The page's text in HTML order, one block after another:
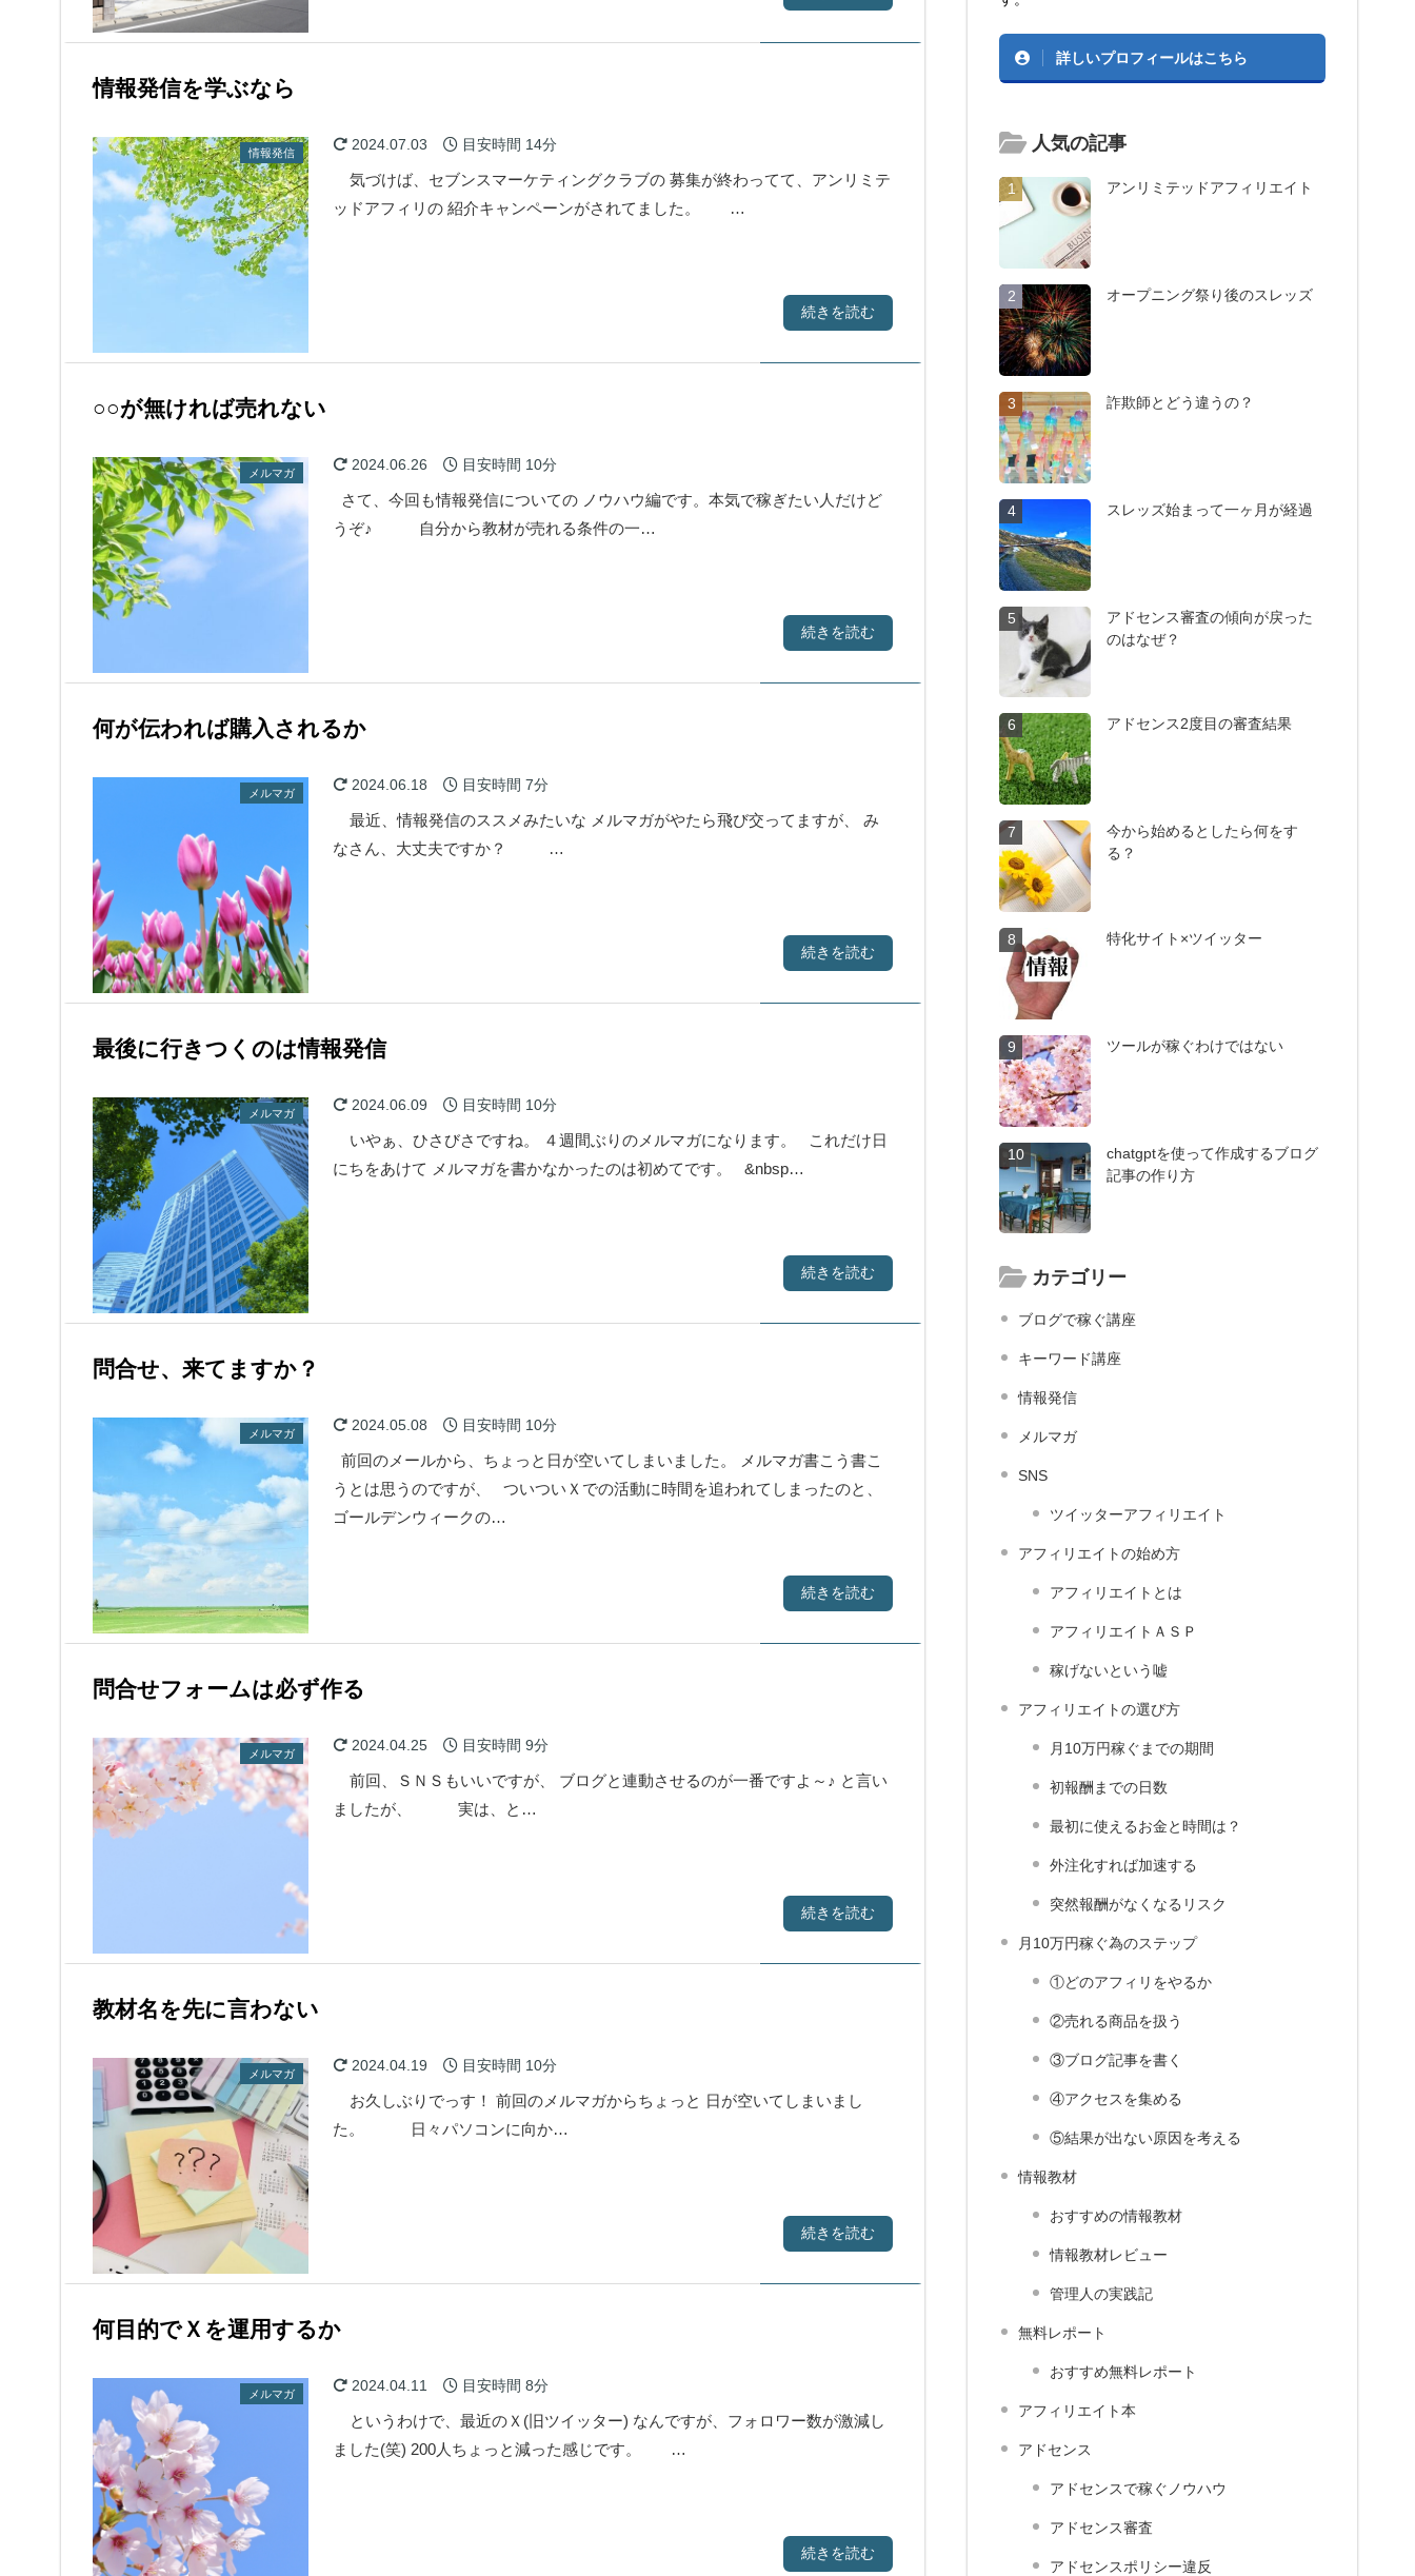
情報発信を学ぶなら
情報発信 2024.07.03 目安時間 14分
気づけば、セブンスマーケティングクラブの 募集が終わってて、アンリミテ
ッドアフィリの 紹介キャンペーンがされてました。 …
続きを読む
○○が無ければ売れない
メルマガ 2024.06.26 目安時間 10分
さて、今回も情報発信についての ノウハウ編です。本気で稼ぎたい人だけど
うぞ♪ 自分から教材が売れる条件の一…
続きを読む
何が伝われば購入されるか
メルマガ 2024.06.18 目安時間 7分
最近、情報発信のススメみたいな メルマガがやたら飛び交ってますが、 み
なさん、大丈夫ですか？ …
続きを読む
最後に行きつくのは情報発信
メルマガ 2024.06.09 目安時間 10分
いやぁ、ひさびさですね。 ４週間ぶりのメルマガになります。 これだけ日
にちをあけて メルマガを書かなかったのは初めてです。 &nbsp…
続きを読む
問合せ、来てますか？
メルマガ 2024.05.08 目安時間 10分
前回のメールから、ちょっと日が空いてしまいました。 メルマガ書こう書こ
うとは思うのですが、 ついついＸでの活動に時間を追われてしまったのと、
ゴールデンウィークの…
続きを読む
問合せフォームは必ず作る
メルマガ 2024.04.25 目安時間 9分
前回、ＳＮＳもいいですが、 ブログと連動させるのが一番ですよ～♪ と言い
ましたが、 実は、と…
続きを読む
教材名を先に言わない
メルマガ 2024.04.19 目安時間 10分
お久しぶりでっす！ 前回のメルマガからちょっと 日が空いてしまいまし
た。 日々パソコンに向か…
続きを読む
何目的でＸを運用するか
メルマガ 2024.04.11 目安時間 8分
というわけで、最近のＸ(旧ツイッター) なんですが、フォロワー数が激減し
ました(笑) 200人ちょっと減った感じです。 …
続きを読む
詳しいプロフィールはこちら
人気の記事
1 アンリミテッドアフィリエイト
2 オープニング祭り後のスレッズ
3 詐欺師とどう違うの？
4 スレッズ始まって一ヶ月が経過
5
アドセンス審査の傾向が戻った
のはなぜ？
6 アドセンス2度目の審査結果
7
今から始めるとしたら何をす
る？
8 特化サイト×ツイッター
9 ツールが稼ぐわけではない
10
chatgptを使って作成するブログ
記事の作り方
カテゴリー
ブログで稼ぐ講座
キーワード講座
情報発信
メルマガ
SNS
ツイッターアフィリエイト
アフィリエイトの始め方
アフィリエイトとは
アフィリエイトＡＳＰ
稼げないという嘘
アフィリエイトの選び方
月10万円稼ぐまでの期間
初報酬までの日数
最初に使えるお金と時間は？
外注化すれば加速する
突然報酬がなくなるリスク
月10万円稼ぐ為のステップ
①どのアフィリをやるか
②売れる商品を扱う
③ブログ記事を書く
④アクセスを集める
⑤結果が出ない原因を考える
情報教材
おすすめの情報教材
情報教材レビュー
管理人の実践記
無料レポート
おすすめ無料レポート
アフィリエイト本
アドセンス
アドセンスで稼ぐノウハウ
アドセンス審査
アドセンスポリシー違反